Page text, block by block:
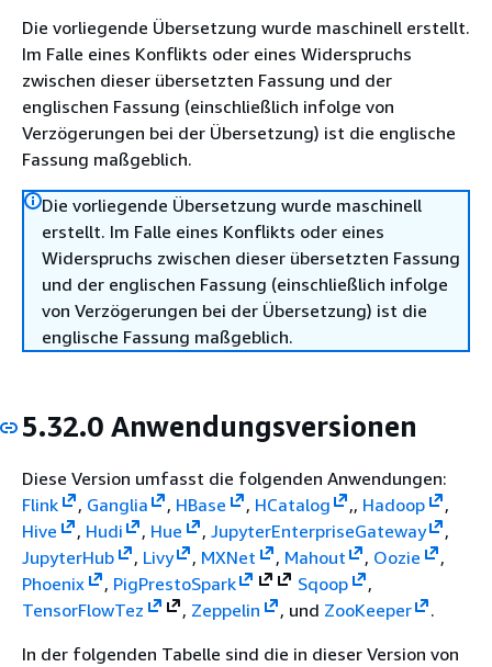
Die vorliegende Übersetzung wurde maschinell erstellt.
Im Falle eines Konflikts oder eines Widerspruchs
zwischen dieser übersetzten Fassung und der
englischen Fassung (einschließlich infolge von
Verzögerungen bei der Übersetzung) ist die englische
Fassung maßgeblich.
Die vorliegende Übersetzung wurde maschinell
erstellt. Im Falle eines Konflikts oder eines
Widerspruchs zwischen dieser übersetzten Fassung
und der englischen Fassung (einschließlich infolge
von Verzögerungen bei der Übersetzung) ist die
englische Fassung maßgeblich.
5.32.0 Anwendungsversionen
Diese Version umfasst die folgenden Anwendungen:
Flink
, Ganglia , HBase , HCatalog ,, Hadoop
,
Hive
, Hudi , Hue , JupyterEnterpriseGateway
,
JupyterHub
, Livy , MXNet , Mahout , Oozie
,
Phoenix
, PigPrestoSpark Sqoop
,
TensorFlowTez , Zeppelin , und ZooKeeper
.
In der folgenden Tabelle sind die in dieser Version von